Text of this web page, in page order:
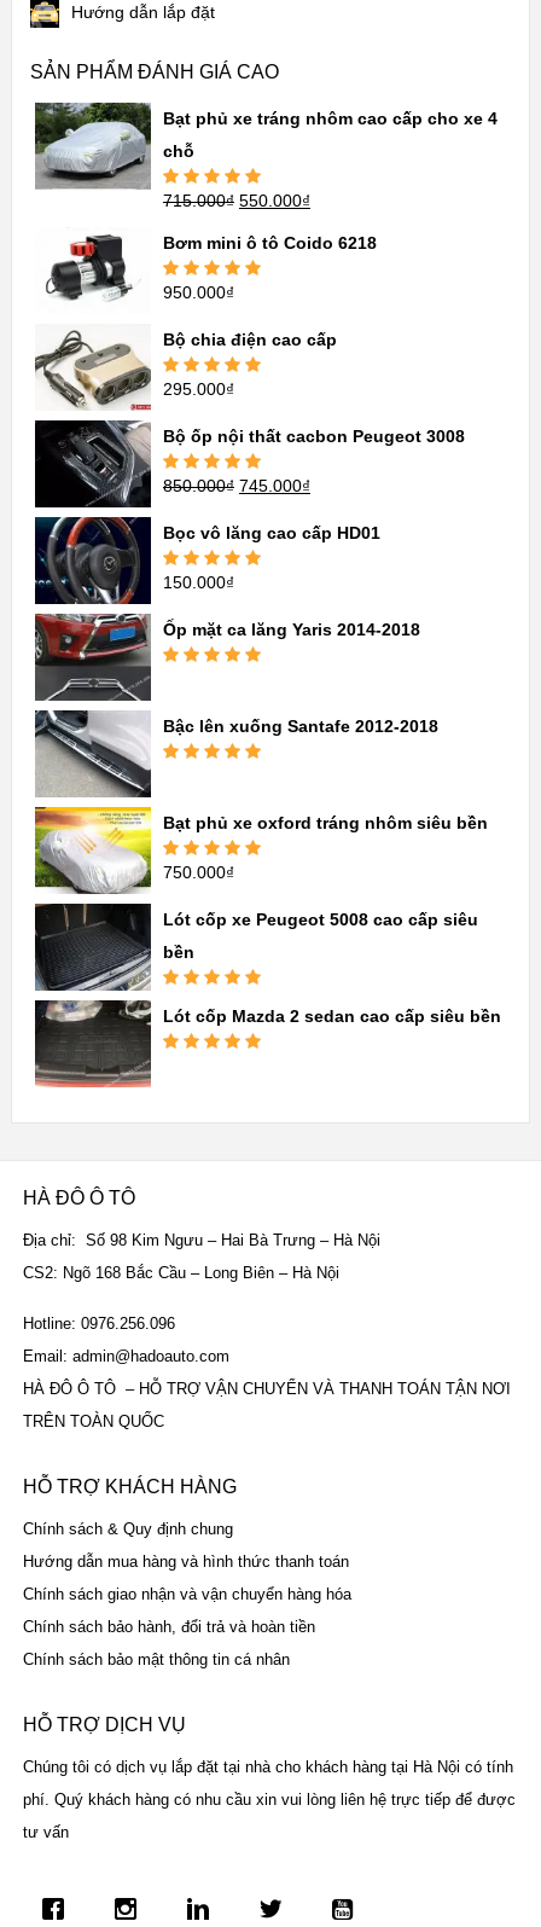
Hướng dẫn lắp đặt
SẢN PHẨM ĐÁNH GIÁ CAO
Bạt phủ xe tráng nhôm cao cấp cho xe 4
chỗ
Được xếp
sao
715.000₫ 550.000₫
Bơm mini ô tô Coido 6218
Được xếp
950.000₫
Bộ chia điện cao cấp
Được xếp
295.000₫
Bộ ốp nội thất cacbon Peugeot 3008
Được xếp
850.000₫ 745.000₫
Bọc vô lăng cao cấp HD01
Được xếp
sao
150.000₫
Ốp mặt ca lăng Yaris 2014-2018
Bậc lên xuống Santafe 2012-2018
Bạt phủ xe oxford tráng nhôm siêu bền
Được xếp
750.000₫
Lót cốp xe Peugeot 5008 cao cấp siêu
bền
hạng5.005
sao
Lót cốp Mazda 2 sedan cao cấp siêu bền
HÀ ĐÔ Ô TÔ
Địa chỉ: Số 98 Kim Ngưu – Hai Bà Trưng – Hà Nội
CS2: Ngõ 168 Bắc Cầu – Long Biên – Hà Nội
Hotline: 0976.256.096
Email: admin@hadoauto.com
HÀ ĐÔ Ô TÔ – HỖ TRỢ VẬN CHUYỂN VÀ THANH TOÁN TẬN NƠI
TRÊN TOÀN QUỐC
HỖ TRỢ KHÁCH HÀNG
Chính sách & Quy định chung
Hướng dẫn mua hàng và hình thức thanh toán
Chính sách giao nhận và vận chuyển hàng hóa
Chính sách bảo hành, đổi trả và hoàn tiền
Chính sách bảo mật thông tin cá nhân
HỖ TRỢ DỊCH VỤ
Chúng tôi có dịch vụ lắp đặt tại nhà cho khách hàng tại Hà Nội có tính
phí. Quý khách hàng có nhu cầu xin vui lòng liên hệ trực tiếp để được
tư vấn